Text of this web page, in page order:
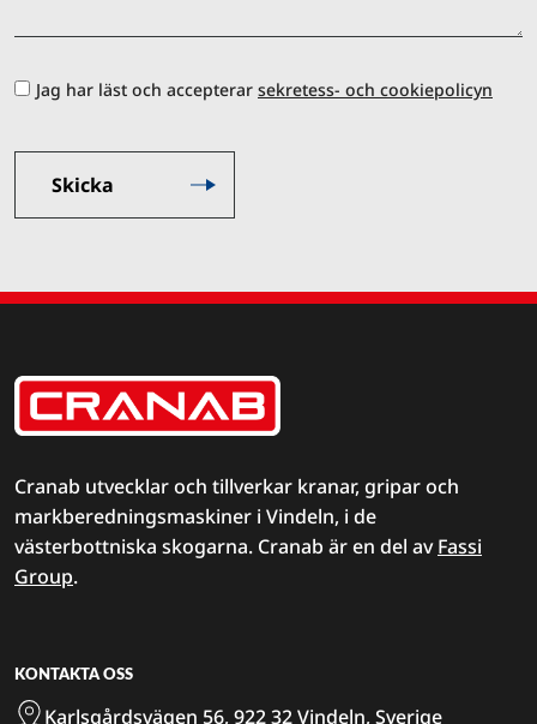
Jag har läst och accepterar sekretess- och cookiepolicyn
Cranab utvecklar och tillverkar kranar, gripar och
markberedningsmaskiner i Vindeln, i de
västerbottniska skogarna. Cranab är en del avFassi
Group.
KONTAKTA OSS
Karlsgårdsvägen 56, 922 32 Vindeln, Sverige